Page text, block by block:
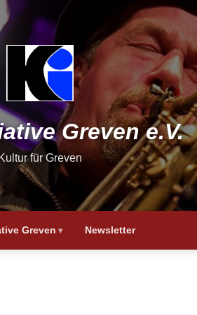
Greven e.V.
Kultur für Greven
Greven Newsletter